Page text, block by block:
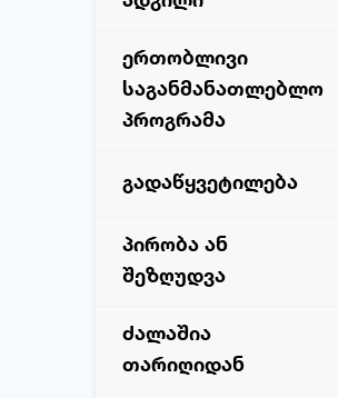
ერთობლივი
საგანმანათლებლო
პროგრამა
გადაწყვეტილება
პირობა ან
შეზღუდვა
ძალაშია
თარიღიდან